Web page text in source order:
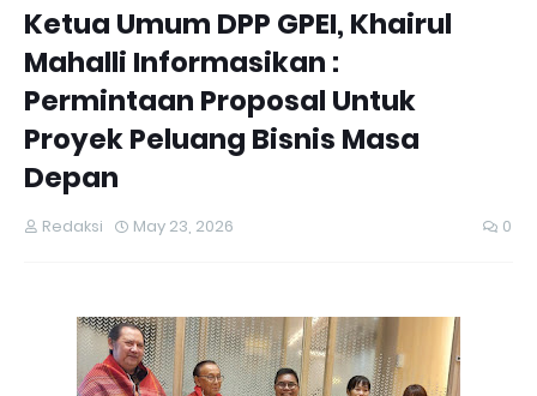
Ketua Umum DPP GPEI, Khairul
Mahalli Informasikan :
Permintaan Proposal Untuk
Proyek Peluang Bisnis Masa
Depan
Redaksi May 23, 2026 0